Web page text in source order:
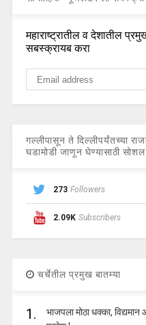
महाराष्ट्रातील व देशातील
सबस्क्रायब करा
गल्लीपासून ते दिल्लीपर्यंतच्या
घडामोडी जाणून घेण्यासाठी
273 Followers
2.09K Subscribers
चर्चेतील प्रमुख बातम्या
1.
भाजपला मोठा धक्का, विद्यमान